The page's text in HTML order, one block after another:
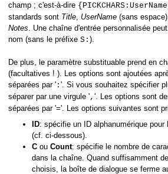
champ ; c'est-à-dire
standards sont Title, UserName (sans
Notes. Une chaîne d'entrée personnalisée
nom (sans le préfixe S: ).
De plus, le paramètre substituable prend en
(facultatives ! ). Les options sont ajoutées
séparées par ' : '. Si vous souhaitez spécifier
séparer par une virgule ', '. Les options sont
séparées par '='. Les options suivantes sont
ID: spécifie un ID alphanumérique
(cf. ci-dessous).
C ou Count: spécifie le nombre de
dans la chaîne. Quand suffisamment
choisis, la boîte de dialogue se ferme